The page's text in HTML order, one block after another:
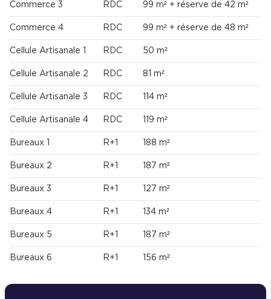
Commerce 3 RDC 99 m² + réserve de 42 m²
Commerce 4 RDC 99 m² + réserve de 48 m²
Cellule Artisanale 1 RDC 50 m²
Cellule Artisanale 2 RDC 81 m²
Cellule Artisanale 3 RDC 114 m²
Cellule Artisanale 4 RDC 119 m²
Bureaux 1 R+1 188 m²
Bureaux 2 R+1 187 m²
Bureaux 3 R+1 127 m²
Bureaux 4 R+1 134 m²
Bureaux 5 R+1 187 m²
Bureaux 6 R+1 156 m²